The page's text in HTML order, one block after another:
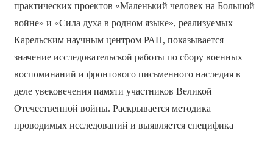
практических проектов «Маленький человек на Большой
войне» и «Сила духа в родном языке», реализуемых
Карельским научным центром РАН, показывается
значение исследовательской работы по сбору военных
воспоминаний и фронтового письменного наследия в
деле увековечения памяти участников Великой
Отечественной войны. Раскрывается методика
проводимых исследований и выявляется специфика